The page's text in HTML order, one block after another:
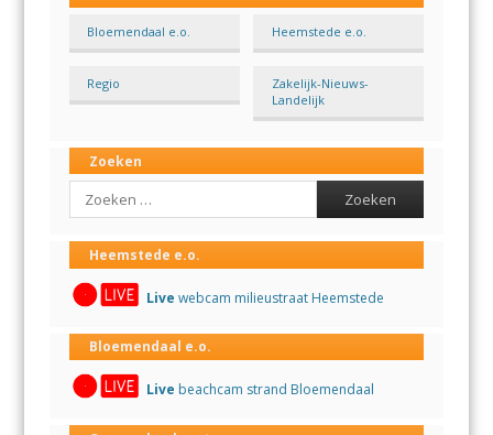
Bloemendaal e.o. Heemstede e.o.
Regio
Zakelijk-Nieuws-
Landelijk
Zoeken
Search
Heemstede e.o.
Live webcam milieustraat Heemstede
Bloemendaal e.o.
Live beachcam strand Bloemendaal